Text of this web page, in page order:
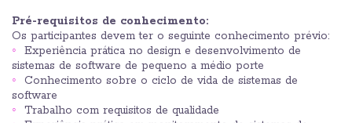
Pré-requisitos de conhecimento:
Os participantes devem ter o seguinte conhecimento prévio:
Experiência prática no design e desenvolvimento de
sistemas de software de pequeno a médio porte
Conhecimento sobre o ciclo de vida de sistemas de
software
Trabalho com requisitos de qualidade